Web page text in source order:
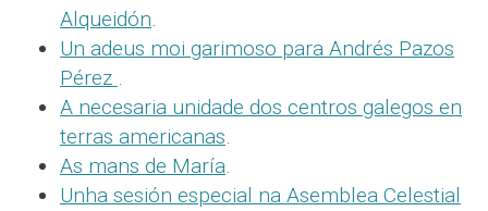
Alqueidón.
Un adeus moi garimoso para Andrés Pazos
Pérez .
A necesaria unidade dos centros galegos en
terras americanas.
As mans de María.
Unha sesión especial na Asemblea Celestial